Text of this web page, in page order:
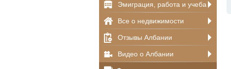
Эмиграция, работа и учеба
Все о недвижимости
Отзывы Албании
Видео о Албании